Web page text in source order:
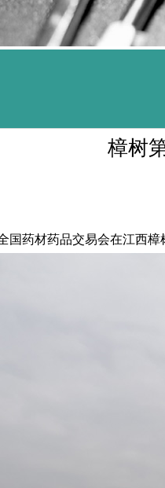
樟树
国药材药品交易会在江西